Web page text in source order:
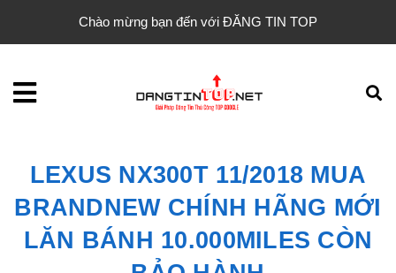
Chào mừng bạn đến với ĐĂNG TIN TOP
LEXUS NX300T 11/2018 MUA
BRANDNEW CHÍNH HÃNG MỚI
LĂN BÁNH 10.000MILES CÒN